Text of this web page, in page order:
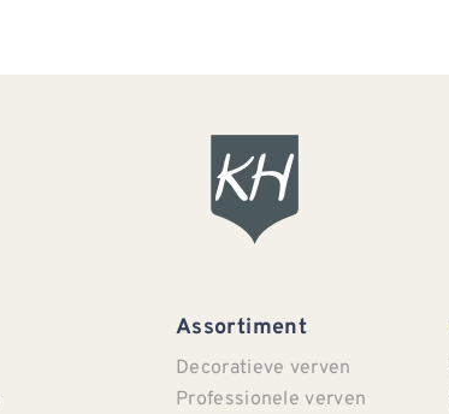
Assortiment
Decoratieve verven
Professionele verven